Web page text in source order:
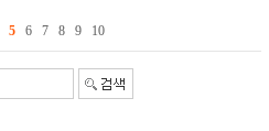
5 6 7 8 9 10